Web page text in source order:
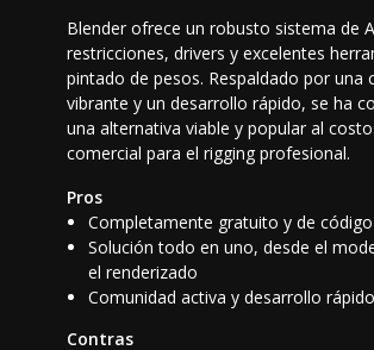
Blender ofrece un robusto sistema de
restricciones, drivers y excelentes
pintado de pesos. Respaldado por una
vibrante y un desarrollo rápido, se ha
una alternativa viable y popular al
comercial para el rigging profesional.
Pros
Completamente gratuito y de
Solución todo en uno, desde el
el renderizado
Comunidad activa y desarrollo
Contras